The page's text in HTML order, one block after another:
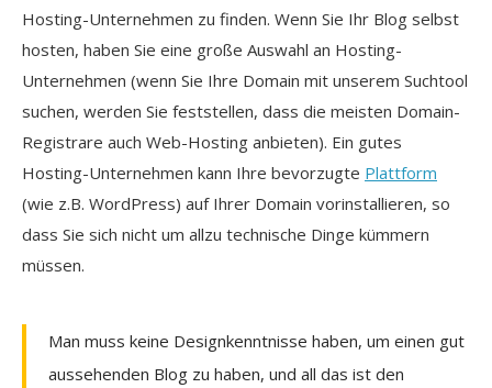
Hosting-Unternehmen zu finden. Wenn Sie Ihr Blog selbst
hosten, haben Sie eine große Auswahl an Hosting-
Unternehmen (wenn Sie Ihre Domain mit unserem Suchtool
suchen, werden Sie feststellen, dass die meisten Domain-
Registrare auch Web-Hosting anbieten). Ein gutes
Hosting-Unternehmen kann Ihre bevorzugte Plattform
(wie z.B. WordPress) auf Ihrer Domain vorinstallieren, so
dass Sie sich nicht um allzu technische Dinge kümmern
müssen.
Man muss keine Designkenntnisse haben, um einen gut
aussehenden Blog zu haben, und all das ist den